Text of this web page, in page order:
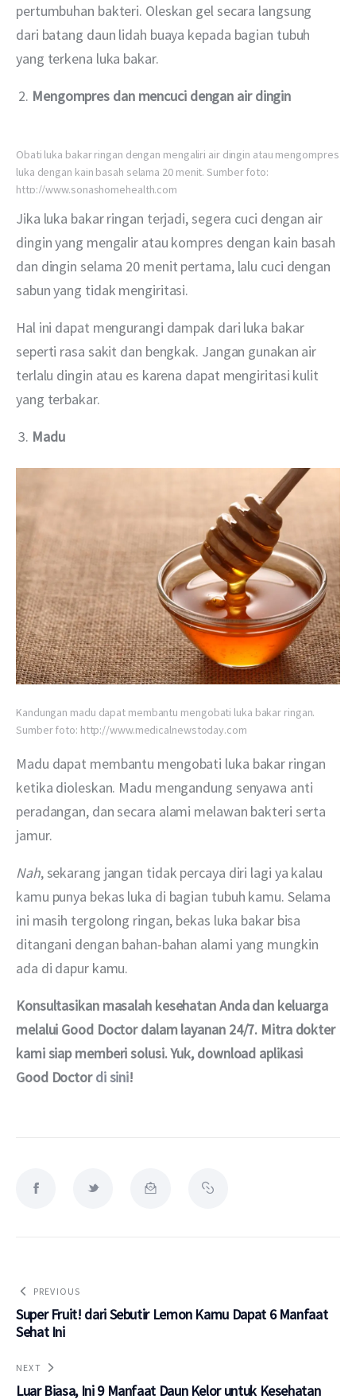
pertumbuhan bakteri. Oleskan gel secara langsung
dari batang daun lidah buaya kepada bagian tubuh
yang terkena luka bakar.
Mengompres dan mencuci dengan air dingin
Obati luka bakar ringan dengan mengaliri air dingin atau mengompres
luka dengan kain basah selama 20 menit. Sumber foto:
http://www.sonashomehealth.com
Jika luka bakar ringan terjadi, segera cuci dengan air
dingin yang mengalir atau kompres dengan kain basah
dan dingin selama 20 menit pertama, lalu cuci dengan
sabun yang tidak mengiritasi.
Hal ini dapat mengurangi dampak dari luka bakar
seperti rasa sakit dan bengkak. Jangan gunakan air
terlalu dingin atau es karena dapat mengiritasi kulit
yang terbakar.
Madu
Kandungan madu dapat membantu mengobati luka bakar ringan.
Sumber foto: http://www.medicalnewstoday.com
Madu dapat membantu mengobati luka bakar ringan
ketika dioleskan. Madu mengandung senyawa anti
peradangan, dan secara alami melawan bakteri serta
jamur.
Nah, sekarang jangan tidak percaya diri lagi ya kalau
kamu punya bekas luka di bagian tubuh kamu. Selama
ini masih tergolong ringan, bekas luka bakar bisa
ditangani dengan bahan-bahan alami yang mungkin
ada di dapur kamu.
Konsultasikan masalah kesehatan Anda dan keluarga
melalui Good Doctor dalam layanan 24/7. Mitra dokter
kami siap memberi solusi. Yuk, download aplikasi
Good Doctor di sini!
PREVIOUS
Super Fruit! dari Sebutir Lemon Kamu Dapat 6 Manfaat
Sehat Ini
NEXT
Luar Biasa, Ini 9 Manfaat Daun Kelor untuk Kesehatan